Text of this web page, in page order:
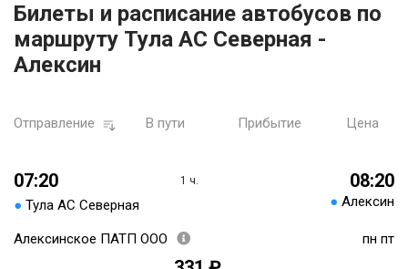
Билеты и расписание автобусов по
маршруту Тула АС Северная -
Алексин
Отправление В пути Прибытие Цена
07:20
● Тула АС Северная
1 ч. 08:20
● Алексин
Алексинское ПАТП ООО пн пт